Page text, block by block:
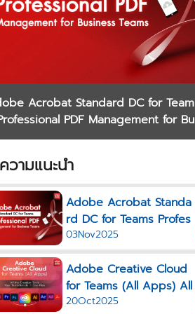
Acrobat Standard DC for Team
PDF Management for Bu
Teams
วามแนะนำ
Adobe Acrobat Standa
rd DC for Teams Profes
sional PDF Managemen
t for Business Teams
03Nov2025
Adobe Creative Cloud
for Teams (All Apps) All
the Creative Tools Your
20Oct2025